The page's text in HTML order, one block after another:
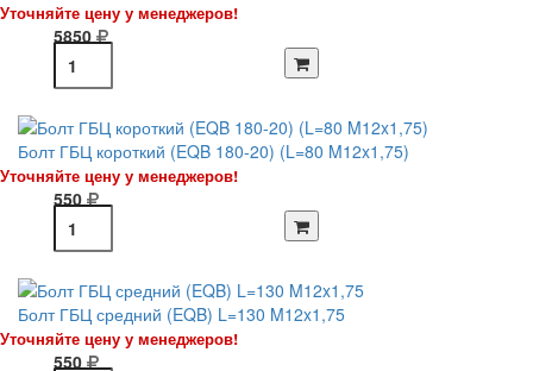
Уточняйте цену у менеджеров!
5850
Болт ГБЦ короткий (EQB 180-20) (L=80 M12x1,75)
Уточняйте цену у менеджеров!
550
Болт ГБЦ средний (EQB) L=130 M12x1,75
Уточняйте цену у менеджеров!
550